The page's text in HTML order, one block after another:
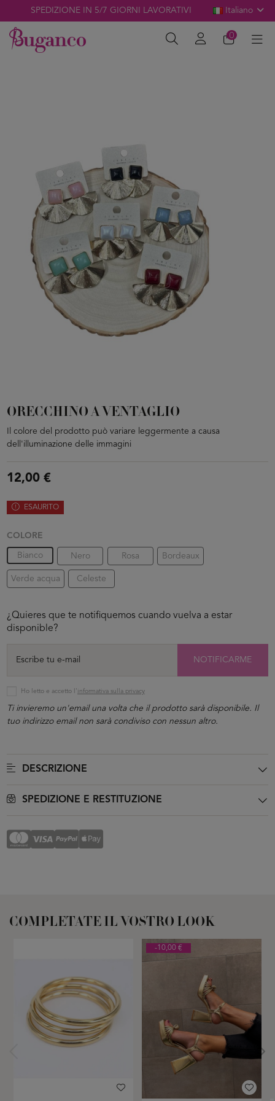
SPEDIZIONE IN 5/7 GIORNI LAVORATIVI Italiano
0
ORECCHINO A VENTAGLIO
Il colore del prodotto può variare leggermente a causa
dell'illuminazione delle immagini
12,00 €
ESAURITO
COLORE
Bianco Nero Rosa Bordeaux
Verde acqua Celeste
¿Quieres que te notifiquemos cuando vuelva a estar
disponible?
NOTIFICARME
Ho letto e accetto l'informativa sulla privacy
Ti invieremo un'email una volta che il prodotto sarà disponibile. Il
tuo indirizzo email non sarà condiviso con nessun altro.
DESCRIZIONE
SPEDIZIONE E RESTITUZIONE
COMPLETATE IL VOSTRO LOOK
-10,00 €